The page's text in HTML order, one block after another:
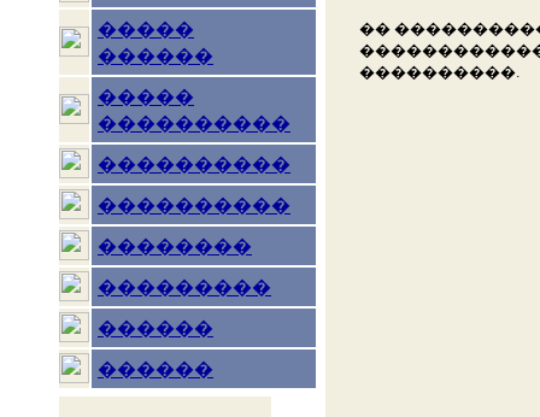
�����
������
�����
����������
����������
����������
��������
���������
������
������
��
����������.